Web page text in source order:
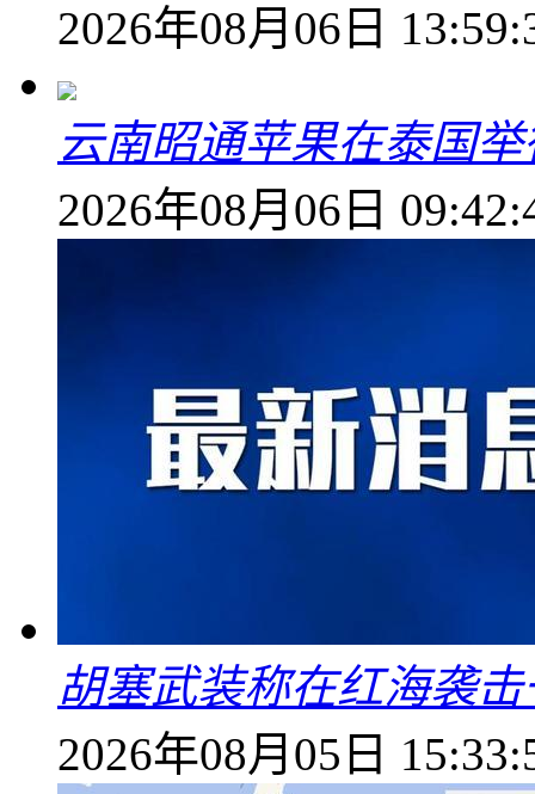
2026年08月06日
云南昭通苹果在泰国
2026年08月06日
胡塞武装称在红海袭
2026年08月05日